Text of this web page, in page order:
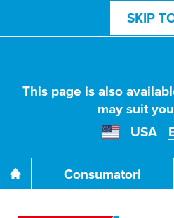
SKIP
This page is also
may suit
USA
Consumatori